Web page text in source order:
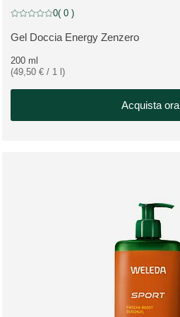
VEDI PRODOTTO:
Gel Doccia Energy Zenzero
Valutazione attuale: 0 su 5 stelle
0( 0 )
200 ml
(49,50 € / 1 l)
Acquista ora